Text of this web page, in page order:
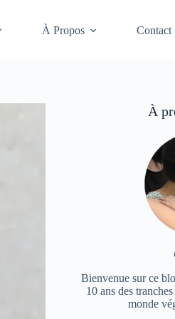
À Propos Contact
À
Bienvenue sur ce
10 ans des
monde